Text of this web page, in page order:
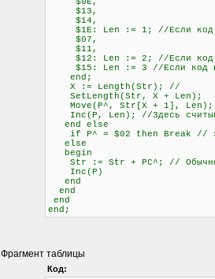
$13,
$14,
$1E: Len := 1; //Если код
$07,
$11,
$12: Len := 2; //Если код
$15: Len := 3 //Если код
end;
X := Length(Str); //
SetLength(Str, X +
Move(P^, Str[X + 1],
Inc(P, Len); //Здесь
end else
if P^ = $02 then Break // это
else
begin
Str := Str + PC^; // Обычное
Inc(P)
end
end
end
end;
Фрагмент таблицы
Код: